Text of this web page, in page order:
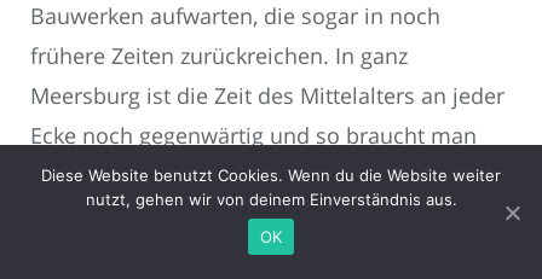
Bauwerken aufwarten, die sogar in noch
frühere Zeiten zurückreichen. In ganz
Meersburg ist die Zeit des Mittelalters an jeder
Ecke noch gegenwärtig und so braucht man
fast keinen Reiseführer, wenn man die Stadt
und ihre lange Geschichte erkunden möchte.
Viele Museen und Gemäldesammlungen laden
Diese Website benutzt Cookies. Wenn du die Website weiter
nutzt, gehen wir von deinem Einverständnis aus.
OK